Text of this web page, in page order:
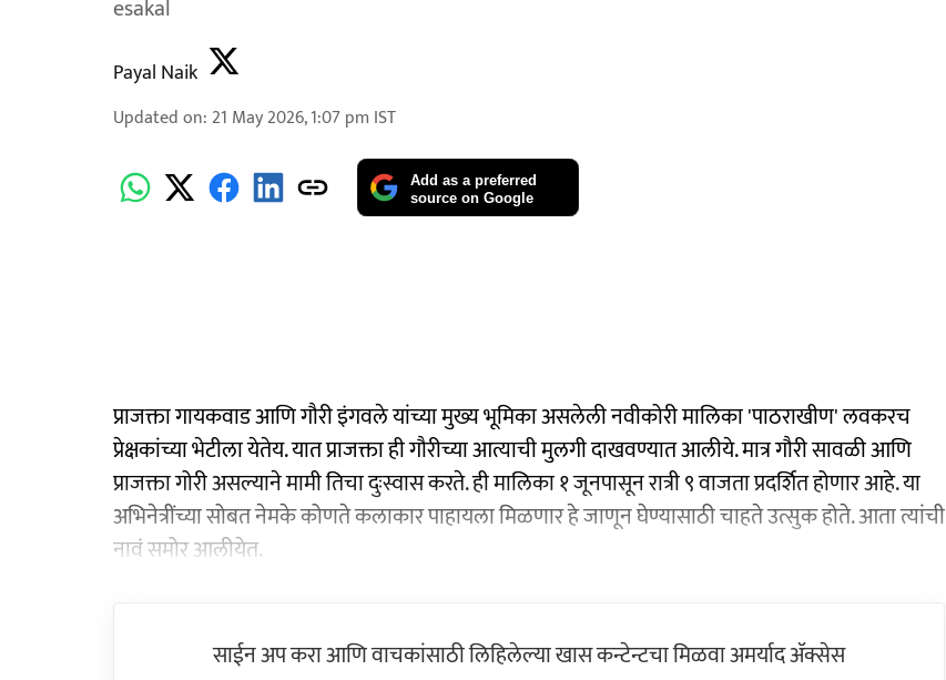
esakal
Payal Naik
Updated on: 21 May 2026, 1:07 pm IST
Add as a preferred
source on Google
प्राजक्ता गायकवाड आणि गौरी इंगवले यांच्या मुख्य भूमिका असलेली नवीकोरी मालिका 'पाठराखीण' लवकरच
प्रेक्षकांच्या भेटीला येतेय. यात प्राजक्ता ही गौरीच्या आत्याची मुलगी दाखवण्यात आलीये. मात्र गौरी सावळी आणि
प्राजक्ता गोरी असल्याने मामी तिचा दुःस्वास करते. ही मालिका १ जूनपासून रात्री ९ वाजता प्रदर्शित होणार आहे. या
अभिनेत्रींच्या सोबत नेमके कोणते कलाकार पाहायला मिळणार हे जाणून घेण्यासाठी चाहते उत्सुक होते. आता त्यांची
नावं समोर आलीयेत.
साईन अप करा आणि वाचकांसाठी लिहिलेल्या खास कन्टेन्टचा मिळवा अमर्याद ॲक्सेस